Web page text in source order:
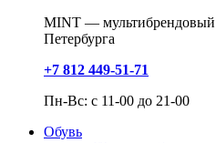
MINT — мультибрендовый
Петербурга
+7 812 449-51-71
Пн-Вс: с 11-00 до 21-00
Обувь